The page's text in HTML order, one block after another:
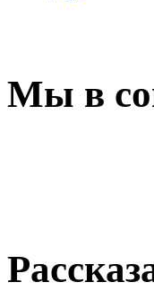
Мы в